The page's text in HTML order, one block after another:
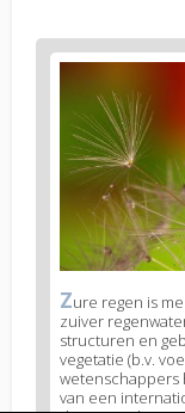
News
image
News
image
legend
1
Zure regen is
zuiver
structuren en
vegetatie (b.v.
wetenschappers
van een